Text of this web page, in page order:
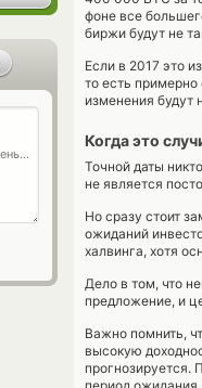
фоне все
биржи будут не
Если в 2017 это
то есть примерно
изменения будут
Когда это
Точной даты
не является
Но сразу стоит
ожиданий
халвинга, хотя
Дело в том, что
предложение, и
Важно помнить,
высокую
прогнозируется.